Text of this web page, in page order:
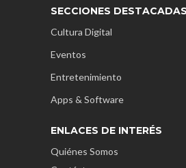
SECCIONES DESTACADAS
Cultura Digital
Eventos
Entretenimiento
Apps & Software
ENLACES DE INTERÉS
Quiénes Somos